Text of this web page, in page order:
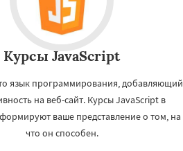
Курсы JavaScript
язык программирования, добавляющий
на веб-сайт. Курсы JavaScript в
ваше представление о том, на
что он способен.